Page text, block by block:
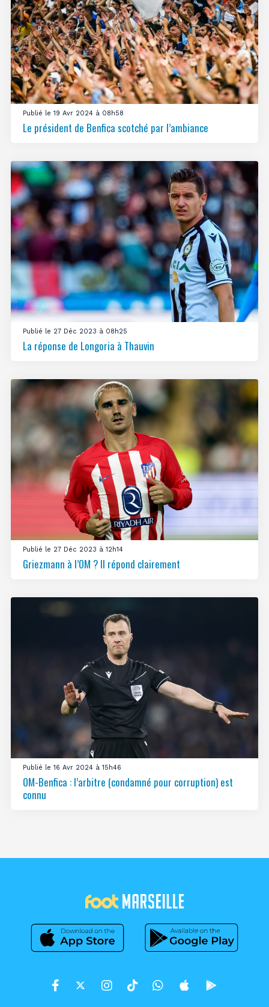
Publié le 19 Avr 2024 à 08h58
Le président de Benfica scotché par l’ambiance
Publié le 27 Déc 2023 à 08h25
La réponse de Longoria à Thauvin
Publié le 27 Déc 2023 à 12h14
Griezmann à l’OM ? Il répond clairement
Publié le 16 Avr 2024 à 15h46
OM-Benfica : l’arbitre (condamné pour corruption) est
connu